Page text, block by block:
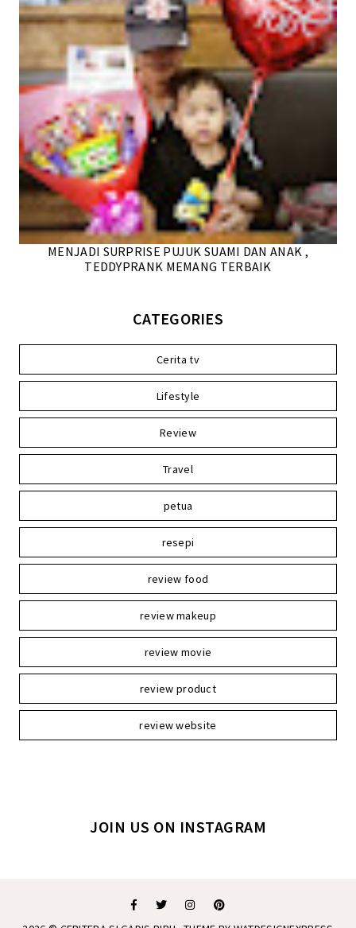
MENJADI SURPRISE PUJUK SUAMI DAN ANAK ,
TEDDYPRANK MEMANG TERBAIK
CATEGORIES
Cerita tv
Lifestyle
Review
Travel
petua
resepi
review food
review makeup
review movie
review product
review website
JOIN US ON INSTAGRAM